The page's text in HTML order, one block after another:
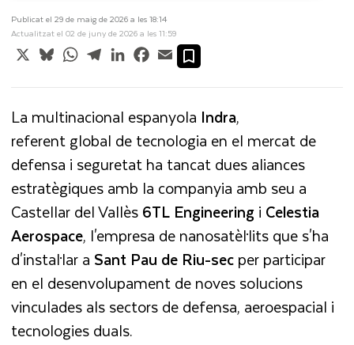
Publicat el 29 de maig de 2026 a les 18:14
Actualitzat el 02 de juny de 2026 a les 11:59
X BlueskyWhatsApp
TelegramLinkedInFacebook
Email
La multinacional espanyola Indra,
referent global de tecnologia en el mercat de
defensa i seguretat ha tancat dues aliances
estratègiques amb la companyia amb seu a
Castellar del Vallès6TL Engineeringi Celestia
Aerospace, l'empresa de nanosatèl·lits que s'ha
d'instal·lar a Sant Pau de Riu-secper participar
en el desenvolupament de noves solucions
vinculades als sectors de defensa, aeroespacial i
tecnologies duals.